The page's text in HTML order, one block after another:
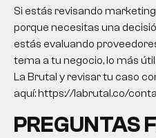
Si estás revisando
porque necesitas una
estás evaluando
tema a tu negocio, lo más
La Brutal y revisar tu caso
aquí: https://labrutal.co/
PREGUNTAS